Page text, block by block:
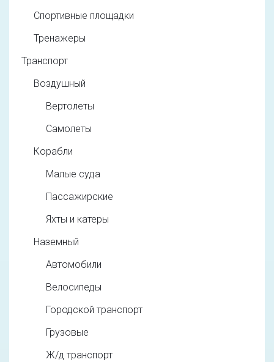
Спортивные площадки
Тренажеры
Транспорт
Воздушный
Вертолеты
Самолеты
Корабли
Малые суда
Пассажирские
Яхты и катеры
Наземный
Автомобили
Велосипеды
Городской транспорт
Грузовые
Ж/д транспорт